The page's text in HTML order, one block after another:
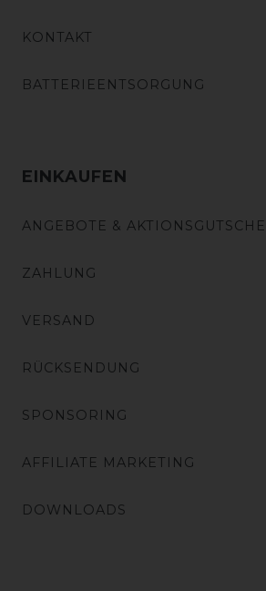
KONTAKT
BATTERIEENTSORGUNG
EINKAUFEN
ANGEBOTE &
ZAHLUNG
VERSAND
RÜCKSENDUNG
SPONSORING
AFFILIATE MARKETING
DOWNLOADS